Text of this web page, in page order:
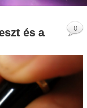
és a
0